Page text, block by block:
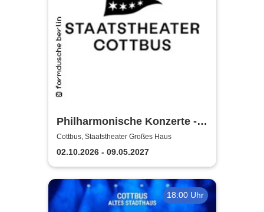
Philharmonische Konzerte -
Staatstheater Cottbus
Cottbus, Staatstheater Großes Haus
02.10.2026 - 09.05.2027
18:00 Uhr